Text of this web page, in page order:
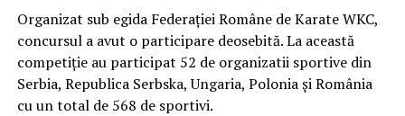
Organizat sub egida Federației Române de Karate WKC,
concursul a avut o participare deosebită. La această
competiție au participat 52 de organizatii sportive din
Serbia, Republica Serbska, Ungaria, Polonia și România
cu un total de 568 de sportivi.